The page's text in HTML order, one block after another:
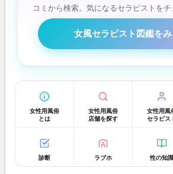
コミから検索。気になるセラピストをチ
女風セラピスト図鑑を
女性用風俗
とは
女性用風俗
店舗を探す
女性用風
セラピス
診断 ラブホ 性の知識